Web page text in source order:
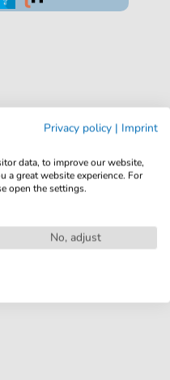
pdf + mp3
Privacy policy | Imprint
data, to improve our website,
a great website experience. For
open the settings.
No, adjust